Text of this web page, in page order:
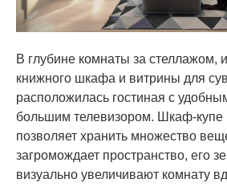
В глубине комнаты за стеллажом,
книжного шкафа и витрины для
расположилась гостиная с
большим телевизором. Шкаф-купе
позволяет хранить множество
загромождает пространство, его
визуально увеличивают комнату